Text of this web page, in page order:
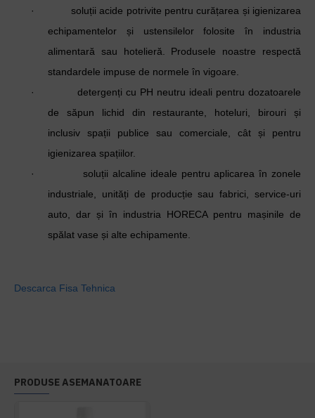
·
soluții acide potrivite pentru curățarea și igienizarea
echipamentelor și ustensilelor folosite în industria
alimentară sau hotelieră. Produsele noastre respectă
standardele impuse de normele în vigoare.
·
detergenți cu PH neutru ideali pentru dozatoarele
de săpun lichid din restaurante, hoteluri, birouri și
inclusiv spații publice sau comerciale, cât și pentru
igienizarea spațiilor.
·
soluții alcaline ideale pentru aplicarea în zonele
industriale, unități de producție sau fabrici, service-uri
auto, dar și în industria HORECA pentru mașinile de
spălat vase și alte echipamente.
Descarca Fisa Tehnica
PRODUSE ASEMANATOARE